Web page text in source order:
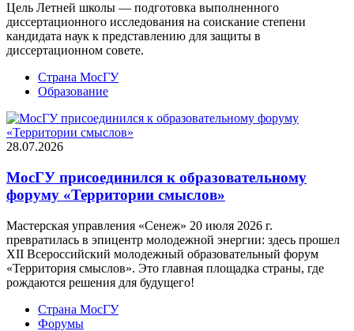
Цель Летней школы — подготовка выполненного
диссертационного исследования на соискание степени
кандидата наук к представлению для защиты в
диссертационном совете.
Страна МосГУ
Образование
28.07.2026
МосГУ присоединился к образовательному
форуму «Территории смыслов»
Мастерская управления «Сенеж» 20 июля 2026 г.
превратилась в эпицентр молодежной энергии: здесь прошел
XII Всероссийский молодежный образовательный форум
«Территория смыслов». Это главная площадка страны, где
рождаются решения для будущего!
Страна МосГУ
Форумы